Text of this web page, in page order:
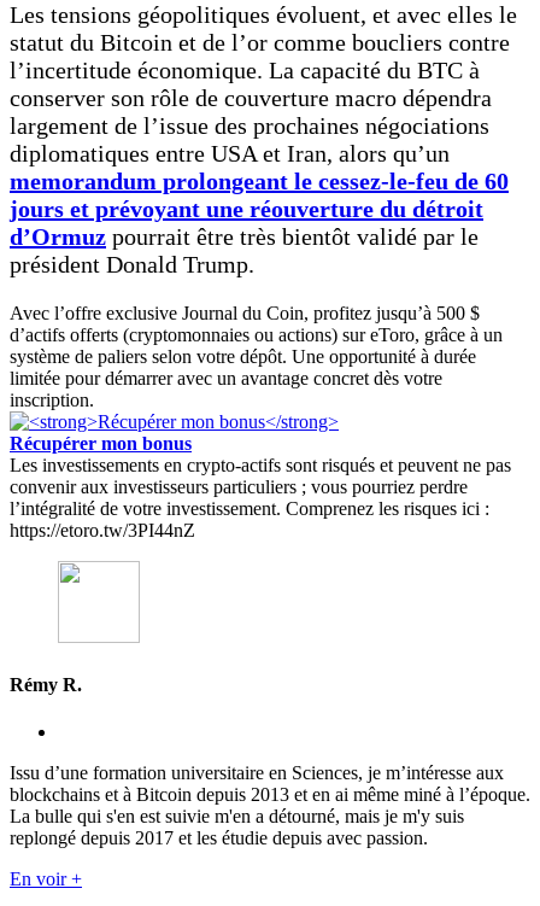
Les tensions géopolitiques évoluent, et avec elles le
statut du Bitcoin et de l’or comme boucliers contre
l’incertitude économique. La capacité du BTC à
conserver son rôle de couverture macro dépendra
largement de l’issue des prochaines négociations
diplomatiques entre USA et Iran, alors qu’un
memorandum prolongeant le cessez-le-feu de 60
jours et prévoyant une réouverture du détroit
d’Ormuz pourrait être très bientôt validé par le
président Donald Trump.
Avec l’offre exclusive Journal du Coin, profitez jusqu’à 500 $
d’actifs offerts (cryptomonnaies ou actions) sur eToro, grâce à un
système de paliers selon votre dépôt. Une opportunité à durée
limitée pour démarrer avec un avantage concret dès votre
inscription.
Récupérer mon bonus
Les investissements en crypto-actifs sont risqués et peuvent ne pas
convenir aux investisseurs particuliers ; vous pourriez perdre
l’intégralité de votre investissement. Comprenez les risques ici :
https://etoro.tw/3PI44nZ
Rémy R.
Issu d’une formation universitaire en Sciences, je m’intéresse aux
blockchains et à Bitcoin depuis 2013 et en ai même miné à l’époque.
La bulle qui s'en est suivie m'en a détourné, mais je m'y suis
replongé depuis 2017 et les étudie depuis avec passion.
En voir +